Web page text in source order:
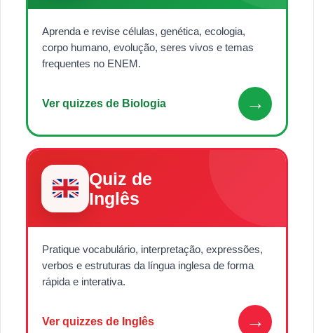
Aprenda e revise células, genética, ecologia,
corpo humano, evolução, seres vivos e temas
frequentes no ENEM.
Ver quizzes de Biologia →
Quiz de
Inglês
Pratique vocabulário, interpretação, expressões,
verbos e estruturas da língua inglesa de forma
rápida e interativa.
Ver quizzes de Inglês →